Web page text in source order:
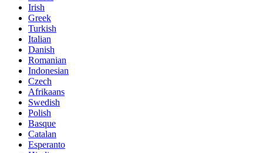
Irish
Greek
Turkish
Italian
Danish
Romanian
Indonesian
Czech
Afrikaans
Swedish
Polish
Basque
Catalan
Esperanto